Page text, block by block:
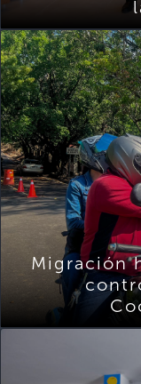
Migración